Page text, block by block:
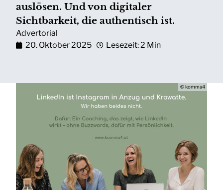
auslösen. Und von digitaler
Sichtbarkeit, die authentisch ist.
Advertorial
20. Oktober 2025
Lesezeit: 2 Min
© komma4